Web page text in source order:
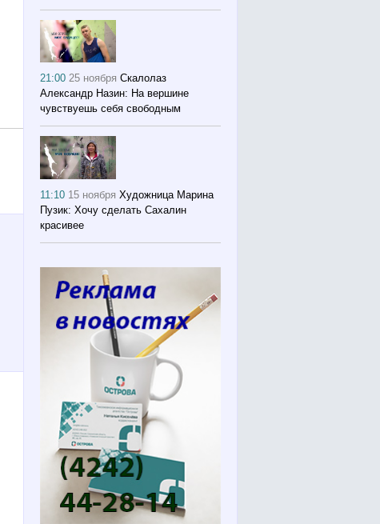
21:0025 ноября Скалолаз
Александр Назин: На вершине
чувствуешь себя свободным
11:10 15 ноября Художница Марина
Пузик: Хочу сделать Сахалин
красивее